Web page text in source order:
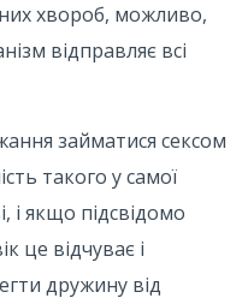
хвороб, можливо,
відправляє всі
займатися сексом
такого у самої
і якщо підсвідомо
це відчуває і
дружину від